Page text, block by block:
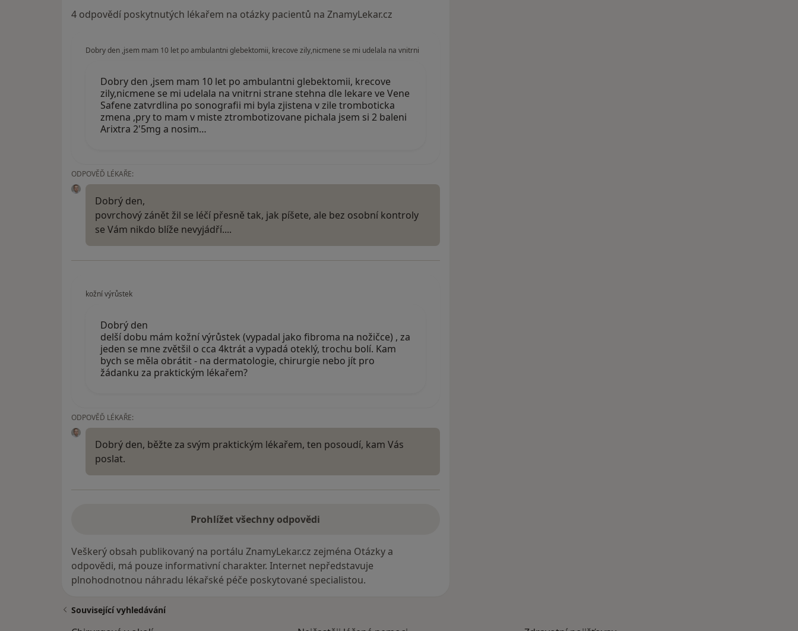
4 odpovědí poskytnutých lékařem na otázky pacientů na ZnamyLekar.cz
Dobry den ,jsem mam 10 let po ambulantni glebektomii, krecove zily,nicmene se mi udelala na vnitrni
Dobry den ,jsem mam 10 let po ambulantni glebektomii, krecove
zily,nicmene se mi udelala na vnitrni strane stehna dle lekare ve Vene
Safene zatvrdlina po sonografii mi byla zjistena v zile tromboticka
zmena ,pry to mam v miste ztrombotizovane pichala jsem si 2 baleni
Arixtra 2'5mg a nosim…
ODPOVĚĎ LÉKAŘE:
Dobrý den,
povrchový zánět žil se léčí přesně tak, jak píšete, ale bez osobní kontroly
se Vám nikdo blíže nevyjádří....
kožní výrůstek
Dobrý den
delší dobu mám kožní výrůstek (vypadal jako fibroma na nožičce) , za
jeden se mne zvětšil o cca 4ktrát a vypadá oteklý, trochu bolí. Kam
bych se měla obrátit - na dermatologie, chirurgie nebo jít pro
žádanku za praktickým lékařem?
ODPOVĚĎ LÉKAŘE:
Dobrý den, běžte za svým praktickým lékařem, ten posoudí, kam Vás
poslat.
Prohlížet všechny odpovědi
Veškerý obsah publikovaný na portálu ZnamyLekar.cz zejména Otázky a
odpovědi, má pouze informativní charakter. Internet nepředstavuje
plnohodnotnou náhradu lékařské péče poskytované specialistou.
Související vyhledávání